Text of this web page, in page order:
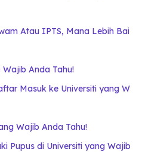
Atau IPTS, Mana Lebih Bai
Anda Tahu!
Masuk ke Universiti yang W
Wajib Anda Tahu!
Pupus di Universiti yang Wajib